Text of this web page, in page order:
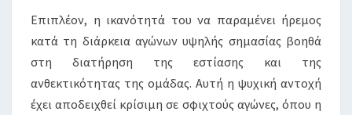
Επιπλέον, η ικανότητά του να παραμένει ήρεμος
κατά τη διάρκεια αγώνων υψηλής σημασίας βοηθά
στη διατήρηση της εστίασης και της
ανθεκτικότητας της ομάδας. Αυτή η ψυχική αντοχή
έχει αποδειχθεί κρίσιμη σε σφιχτούς αγώνες, όπου η